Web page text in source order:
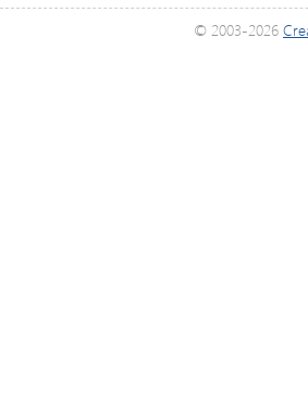
© 2003-2026